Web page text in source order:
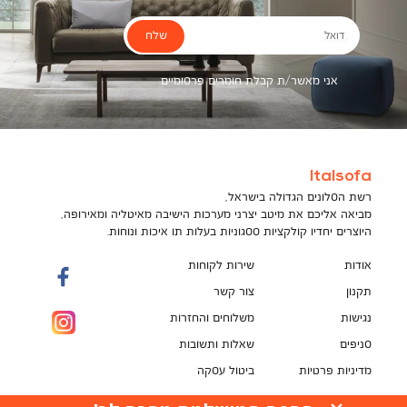
דואל
אני מאשר/ת קבלת חומרים פרסומיים
שלח
Italsofa
רשת הסלונים הגדולה בישראל,
מביאה אליכם את מיטב יצרני מערכות הישיבה מאיטליה ומאירופה,
היוצרים יחדיו קולקציות ססגוניות בעלות תו איכות ונוחות.
אודות
תקנון
נגישות
סניפים
מדיניות פרטיות
שירות לקוחות
צור קשר
משלוחים והחזרות
שאלות ותשובות
ביטול עסקה
תקנון מועדון לקוחות